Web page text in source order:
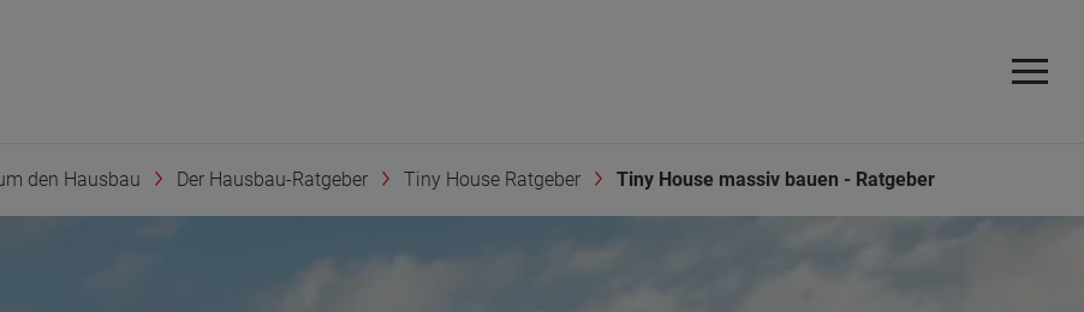
den Hausbau Der Hausbau-Ratgeber Tiny House Ratgeber Tiny House massiv bauen - Ratgeber